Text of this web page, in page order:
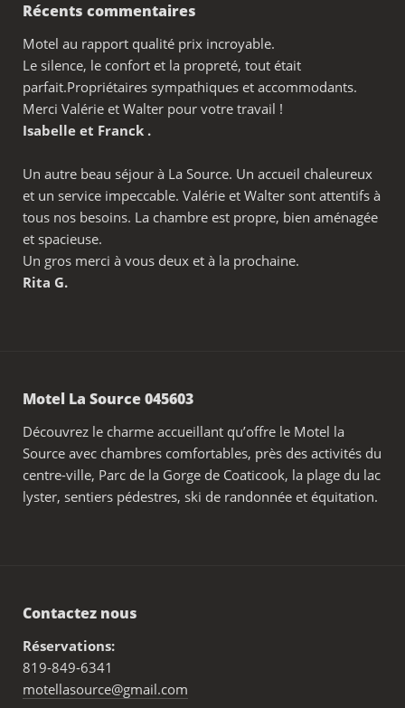
Récents commentaires
Motel au rapport qualité prix incroyable.
Le silence, le confort et la propreté, tout était
parfait.Propriétaires sympathiques et accommodants.
Merci Valérie et Walter pour votre travail !
Isabelle et Franck .
Un autre beau séjour à La Source. Un accueil chaleureux
et un service impeccable. Valérie et Walter sont attentifs à
tous nos besoins. La chambre est propre, bien aménagée
et spacieuse.
Un gros merci à vous deux et à la prochaine.
Rita G.
Motel La Source 045603
Découvrez le charme accueillant qu’offre le Motel la
Source avec chambres comfortables, près des activités du
centre-ville, Parc de la Gorge de Coaticook, la plage du lac
lyster, sentiers pédestres, ski de randonnée et équitation.
Contactez nous
Réservations:
819-849-6341
motellasource@gmail.com